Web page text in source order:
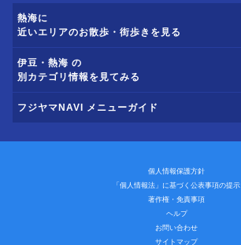
熱海に
近いエリアのお散歩・街歩きを見る
伊豆・熱海 の
別カテゴリ情報を見てみる
フジヤマNAVI メニューガイド
個人情報保護方針
「個人情報法」に基づく公表事項の提示
著作権・免責事項
ヘルプ
お問い合わせ
サイトマップ